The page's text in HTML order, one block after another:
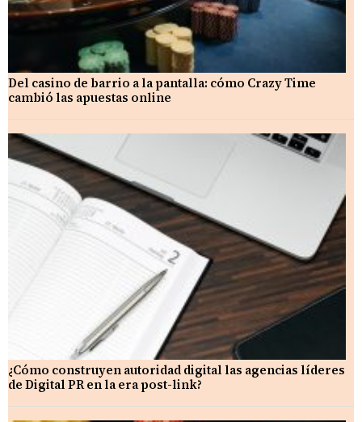
Del casino de barrio a la pantalla: cómo Crazy Time
cambió las apuestas online
¿Cómo construyen autoridad digital las agencias líderes
de Digital PR en la era post-link?